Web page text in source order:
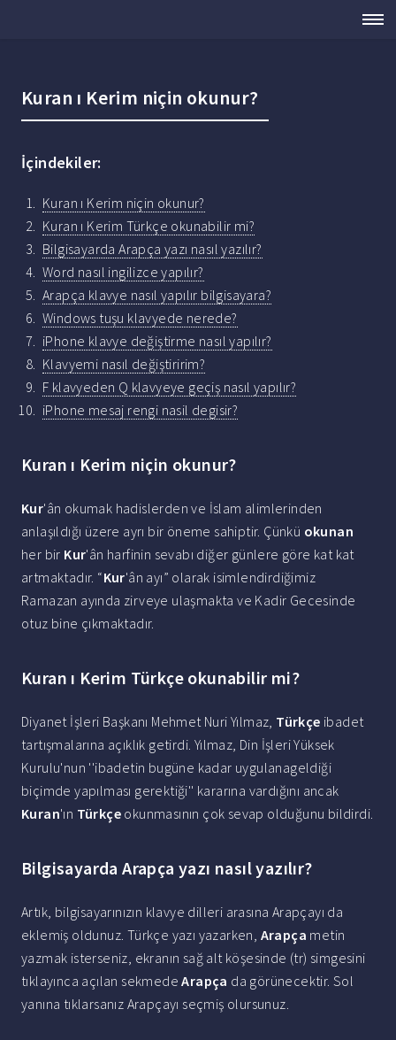
Kuran ı Kerim niçin okunur?
İçindekiler:
Kuran ı Kerim niçin okunur?
Kuran ı Kerim Türkçe okunabilir mi?
Bilgisayarda Arapça yazı nasıl yazılır?
Word nasıl ingilizce yapılır?
Arapça klavye nasıl yapılır bilgisayara?
Windows tuşu klavyede nerede?
iPhone klavye değiştirme nasıl yapılır?
Klavyemi nasıl değiştiririm?
F klavyeden Q klavyeye geçiş nasıl yapılır?
iPhone mesaj rengi nasil degisir?
Kuran ı Kerim niçin okunur?
Kur'ân okumak hadislerden ve İslam alimlerinden
anlaşıldığı üzere ayrı bir öneme sahiptir. Çünkü okunan
her bir Kur'ân harfinin sevabı diğer günlere göre kat kat
artmaktadır. “Kur'ân ayı” olarak isimlendirdiğimiz
Ramazan ayında zirveye ulaşmakta ve Kadir Gecesinde
otuz bine çıkmaktadır.
Kuran ı Kerim Türkçe okunabilir mi?
Diyanet İşleri Başkanı Mehmet Nuri Yılmaz, Türkçe ibadet
tartışmalarına açıklık getirdi. Yılmaz, Din İşleri Yüksek
Kurulu'nun ''ibadetin bugüne kadar uygulanageldiği
biçimde yapılması gerektiği'' kararına vardığını ancak
Kuran'ın Türkçe okunmasının çok sevap olduğunu bildirdi.
Bilgisayarda Arapça yazı nasıl yazılır?
Artık, bilgisayarınızın klavye dilleri arasına Arapçayı da
eklemiş oldunuz. Türkçe yazı yazarken, Arapça metin
yazmak isterseniz, ekranın sağ alt köşesinde (tr) simgesini
tıklayınca açılan sekmedeArapça da görünecektir. Sol
yanına tıklarsanız Arapçayı seçmiş olursunuz.